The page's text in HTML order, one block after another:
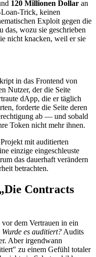
120 Millionen Dollar an
Trick, keinen
Exploit gegen die
das, wozu sie geschrieben
nicht knacken, weil er sie
in das Frontend von
Nutzer, der die Seite
dApp, die er täglich
forderte die Seite deren
ab — und sobald
Token nicht mehr ihnen.
mit auditierten
einzige eingeschleuste
das dauerhaft verändern
betrachten.
Contracts
dem Vertrauen in ein
Wurde es auditiert?Audits
Aber irgendwann
zu einem Gefühl totaler